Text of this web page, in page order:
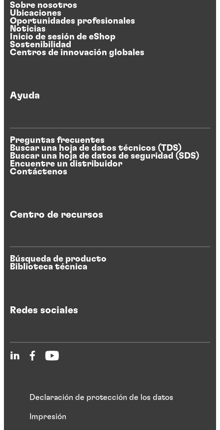
Sobre nosotros
Ubicaciones
Oportunidades profesionales
Noticias
Inicio de sesión de eShop
Sostenibilidad
Centros de innovación globales
Ayuda
Preguntas frecuentes
Buscar una hoja de datos técnicos (TDS)
Buscar una hoja de datos de seguridad (SDS)
Encuentre un distribuidor
Contáctenos
Centro de recursos
Búsqueda de producto
Biblioteca técnica
Redes sociales
Declaración de protección de los datos
Impresión